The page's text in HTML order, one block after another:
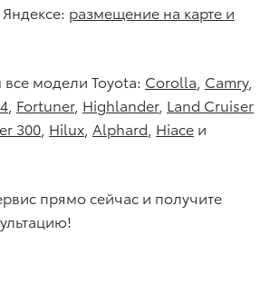
размещение на карте и
модели Toyota: Corolla Camry,
Fortuner, Highlander, Land Cruiser
300 Hilux Alphard Hiace и
прямо сейчас и получите